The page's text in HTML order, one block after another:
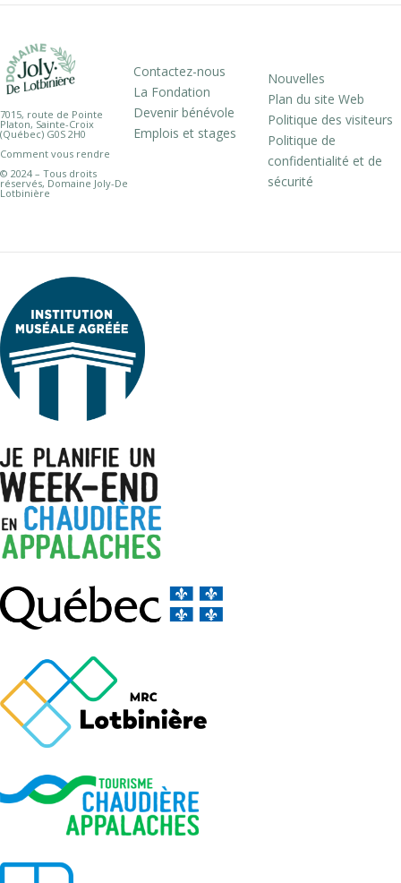
7015, route de Pointe
Platon, Sainte-Croix
(Québec) G0S 2H0
Comment vous rendre
© 2024 – Tous droits
réservés, Domaine Joly-De
Lotbinière
Contactez-nous
La Fondation
Devenir bénévole
Emplois et stages
Nouvelles
Plan du site Web
Politique des visiteurs
Politique de
confidentialité et de
sécurité